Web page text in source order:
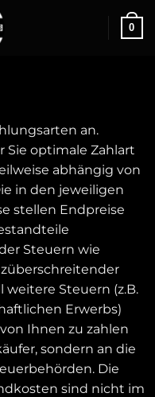
0
an.
Sie optimale Zahlart
abhängig von
in den jeweiligen
stellen Endpreise
Steuern wie
Steuern (z.B.
Erwerbs)
Ihnen zu zahlen
sondern an die
Die
sind nicht im